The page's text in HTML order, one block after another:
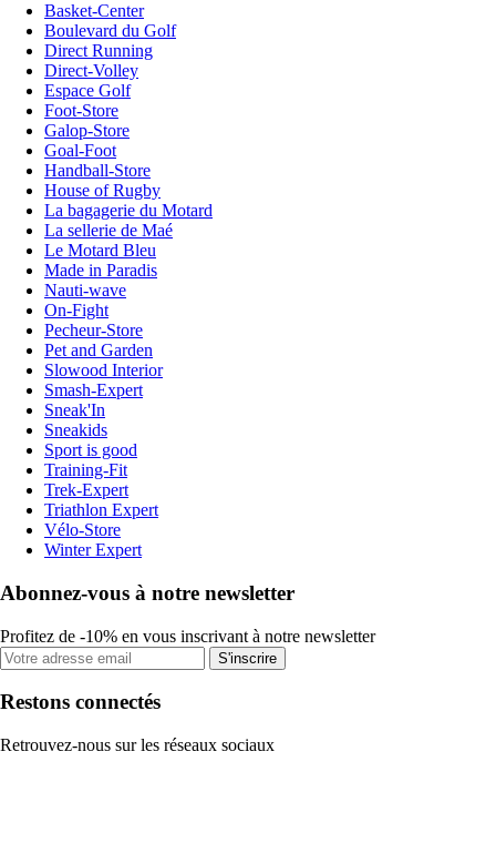
Basket-Center
Boulevard du Golf
Direct Running
Direct-Volley
Espace Golf
Foot-Store
Galop-Store
Goal-Foot
Handball-Store
House of Rugby
La bagagerie du Motard
La sellerie de Maé
Le Motard Bleu
Made in Paradis
Nauti-wave
On-Fight
Pecheur-Store
Pet and Garden
Slowood Interior
Smash-Expert
Sneak'In
Sneakids
Sport is good
Training-Fit
Trek-Expert
Triathlon Expert
Vélo-Store
Winter Expert
Abonnez-vous à notre newsletter
Profitez de -10% en vous inscrivant à notre newsletter
S'inscrire
Restons connectés
Retrouvez-nous sur les réseaux sociaux